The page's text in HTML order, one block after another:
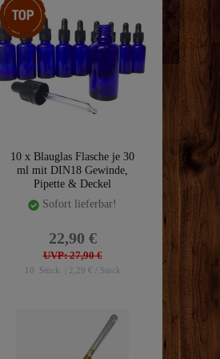
10 x Blauglas Flasche je 30
ml mit DIN18 Gewinde,
Pipette & Deckel
Sofort lieferbar!
UVP: 27,90 €
22,90 €
10 Stück | 2,29 € / Stück